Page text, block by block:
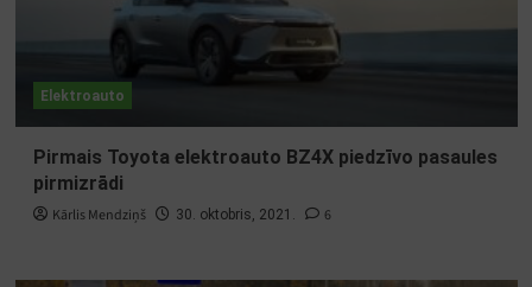
Elektroauto
Pirmais Toyota elektroauto BZ4X piedzīvo pasaules
pirmizrādi
Kārlis Mendziņš 30. oktobris, 2021. 6